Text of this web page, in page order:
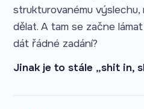
strukturovanému
dělat. A tam se začne
dát řádné zadání?
Jinak je to stále „shit in,